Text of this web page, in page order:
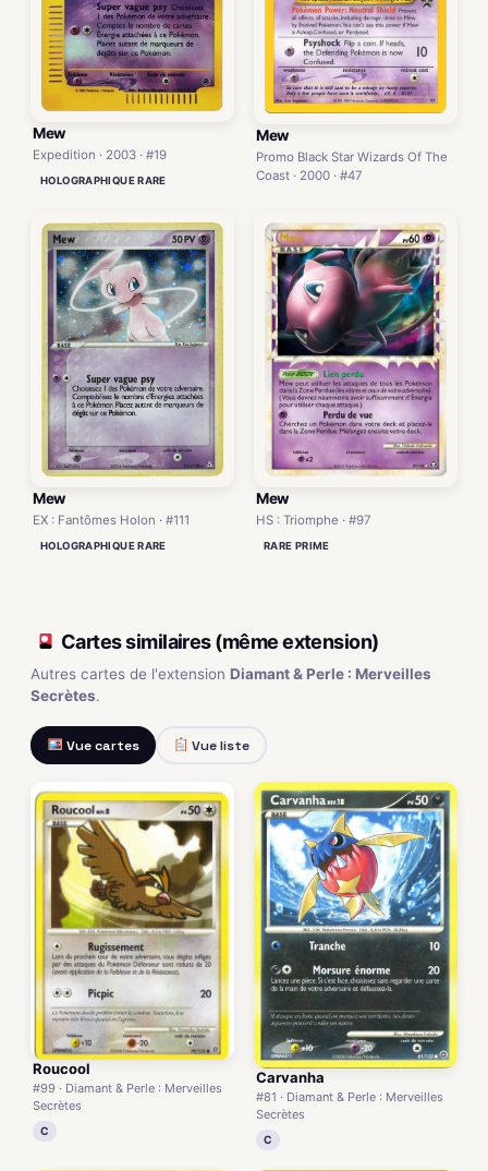
Mew
Expedition · 2003 · #19
HOLOGRAPHIQUE RARE
Mew
Promo Black Star Wizards Of The
Coast · 2000 · #47
Mew
EX : Fantômes Holon · #111
HOLOGRAPHIQUE RARE
Mew
HS : Triomphe · #97
RARE PRIME
Cartes similaires (même extension)
Autres cartes de l'extension Diamant & Perle : Merveilles
Secrètes.
Vue cartes Vue liste
Roucool
#99 · Diamant & Perle : Merveilles
Secrètes
C
Carvanha
#81 · Diamant & Perle : Merveilles
Secrètes
C